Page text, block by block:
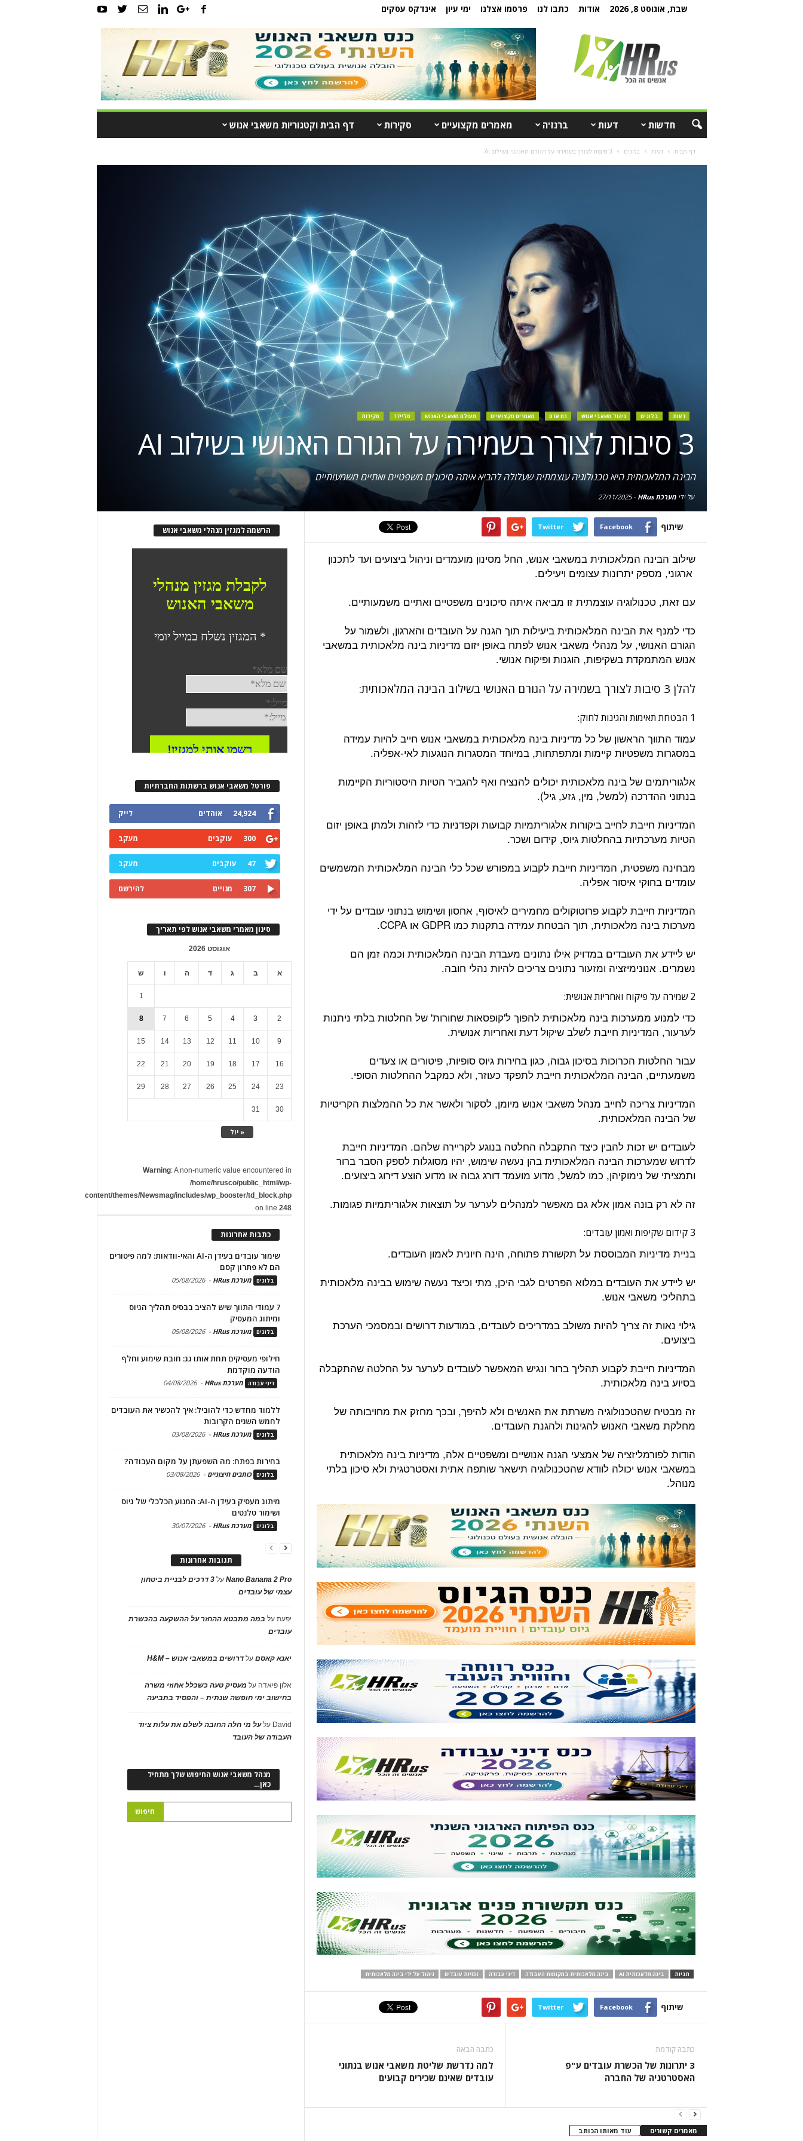
שבת, אוגוסט 8, 2026 אודות כתבו לנו פרסמו אצלנו ימי עיון אינדקס עסקים
חדשות דעות ברנז'ה מאמרים מקצועיים סקירות דף הבית וקטגוריות משאבי אנוש
דף הבית דעות בלוגים 3 סיבות לצורך בשמירה על הגורם האנושי בשילוב AI
דעות בלוגים ניהול משאבי אנוש כח אדם מאמרים מקצועיים מעולם משאבי האנוש סליידר סקירות
3 סיבות לצורך בשמירה על הגורם האנושי בשילוב AI
הבינה המלאכותית היא טכנולוגיה עוצמתית שעלולה להביא איתה סיכונים משפטיים ואתיים משמעותיים
על ידימערכת HRus -
27/11/2025
שיתוף Facebook
Twitter
שילוב הבינה המלאכותית במשאבי אנוש, החל מסינון מועמדים וניהול ביצועים ועד לתכנון
ארגוני, מספק יתרונות עצומים ויעילים.
עם זאת, טכנולוגיה עוצמתית זו מביאה איתה סיכונים משפטיים ואתיים משמעותיים.
כדי למנף את הבינה המלאכותית ביעילות תוך הגנה על העובדים והארגון, ולשמור על
הגורם האנושי, על מנהלי משאבי אנוש לפתח באופן יזום מדיניות בינה מלאכותית במשאבי
אנוש המתמקדת בשקיפות, הוגנות ופיקוח אנושי.
להלן 3 סיבות לצורך בשמירה על הגורם האנושי בשילוב הבינה המלאכותית:
1 הבטחת תאימות והגינות לחוק:
עמוד התווך הראשון של כל מדיניות בינה מלאכותית במשאבי אנוש חייב להיות עמידה
במסגרות משפטיות קיימות ומתפתחות, במיוחד המסגרות הנוגעות לאי-אפליה.
אלגוריתמים של בינה מלאכותית יכולים להנציח ואף להגביר הטיות היסטוריות הקיימות
בנתוני ההדרכה (למשל, מין, גזע, גיל).
המדיניות חייבת לחייב ביקורות אלגוריתמיות קבועות וקפדניות כדי לזהות ולמתן באופן יזום
הטיות מערכתיות בהחלטות גיוס, קידום ושכר.
מבחינה משפטית, המדיניות חייבת לקבוע במפורש שכל כלי הבינה המלאכותית המשמשים
עומדים בחוקי איסור אפליה.
המדיניות חייבת לקבוע פרוטוקולים מחמירים לאיסוף, אחסון ושימוש בנתוני עובדים על ידי
מערכות בינה מלאכותית, תוך הבטחת עמידה בתקנות כמו GDPR או CCPA.
יש ליידע את העובדים במדויק אילו נתונים מעבדת הבינה המלאכותית וכמה זמן הם
נשמרים. אנונימיזציה ומזעור נתונים צריכים להיות נהלי חובה.
2 שמירה על פיקוח ואחריות אנושית:
כדי למנוע ממערכות בינה מלאכותית להפוך ל'קופסאות שחורות' של החלטות בלתי ניתנות
לערעור, המדיניות חייבת לשלב שיקול דעת ואחריות אנושית.
עבור החלטות הכרוכות בסיכון גבוה, כגון בחירות גיוס סופיות, פיטורים או צעדים
משמעתיים, הבינה המלאכותית חייבת לתפקד כעוזר, ולא כמקבל ההחלטות הסופי.
המדיניות צריכה לחייב מנהל משאבי אנוש מיומן, לסקור ולאשר את כל ההמלצות הקריטיות
של הבינה המלאכותית.
לעובדים יש זכות להבין כיצד התקבלה החלטה בנוגע לקריירה שלהם. המדיניות חייבת
לדרוש שמערכות הבינה המלאכותית בהן נעשה שימוש, יהיו מסוגלות לספק הסבר ברור
ותמציתי של נימוקיהן, כמו למשל, מדוע מועמד דורג גבוה או מדוע הוצע דירוג ביצועים.
זה לא רק בונה אמון אלא גם מאפשר למנהלים לערער על תוצאות אלגוריתמיות פגומות.
3 קידום שקיפות ואמון עובדים:
בניית מדיניות המבוססת על תקשורת פתוחה, הינה חיונית לאמון העובדים.
יש ליידע את העובדים במלוא הפרטים לגבי היכן, מתי וכיצד נעשה שימוש בבינה מלאכותית
בתהליכי משאבי אנוש.
גילוי נאות זה צריך להיות משולב במדריכים לעובדים, במודעות דרושים ובמסמכי הערכת
ביצועים.
המדיניות חייבת לקבוע תהליך ברור ונגיש המאפשר לעובדים לערער על החלטה שהתקבלה
בסיוע בינה מלאכותית.
זה מבטיח שהטכנולוגיה משרתת את האנשים ולא להיפך, ובכך מחזק את מחויבותה של
מחלקת משאבי האנוש להגינות ולהגנת העובדים.
הודות לפורמליזציה של אמצעי הגנה אנושיים ומשפטיים אלה, מדיניות בינה מלאכותית
במשאבי אנוש יכולה לוודא שהטכנולוגיה תישאר שותפה אתית ואסטרטגית ולא סיכון בלתי
מנוהל.
תגיות בינה מלאכותית AI בינה מלאכותית במקומות העבודה דיני עבודה זכויות עובדים ניהול על ידי בינה מלאכותית
שיתוף Facebook
Twitter
כתבה קודמת
3 יתרונות של הכשרת עובדים ע"פ
האסטרטגיה של החברה
כתבה הבאה
למה נדרשת שליטת משאבי אנוש בנתוני
עובדים שאינם שכירים קבועים
מאמרים קשורים עוד מאותו הכותב
הרשמה למגזין מנהלי משאבי אנוש
פורטל משאבי אנוש ברשתות החברתיות
24,924 אוהדים לייק
300 עוקבים מעקב
47 עוקבים מעקב
307 מנויים להירשם
סינון מאמרי משאבי אנוש לפי תאריך
אוגוסט 2026
א ב ג ד ה ו ש
« יול
1
2
3
4
5
6
7
8
9
10
11
12
13
14
15
16
17
18
19
20
21
22
23
24
25
26
27
28
29
30
31
Warning: A non-numeric value encountered in
/home/hrusco/public_html/wp-
content/themes/Newsmag/includes/wp_booster/td_block.php
on line248
כתבות אחרונות
שימור עובדים בעידן ה-AI והאי-וודאות: למה פיטורים
הם לא פתרון קסם
בלוגים מערכת HRus -
05/08/2026
7 עמודי התווך שיש להציב בבסיס תהליך הגיוס
ומיתוג המעסיק
בלוגים מערכת HRus -
05/08/2026
חילופי מעסיקים תחת אותו גג: חובת שימוע וחלף
הודעה מוקדמת
דיני עבודה מערכת HRus -
04/08/2026
ללמוד מחדש כדי להוביל: איך להכשיר את העובדים
לחמש השנים הקרובות
בלוגים מערכת HRus -
03/08/2026
בחירות בפתח: מה השפעתן על מקום העבודה?
בלוגים כותבים חיצוניים -
03/08/2026
מיתוג מעסיק בעידן ה-AI: המנוע הכלכלי של גיוס
ושימור טלנטים
בלוגים מערכת HRus -
30/07/2026
תגובות אחרונות
Nano Banana 2 Proעל
3 דרכים לבניית ביטחון
עצמי של עובדים
יפעתעל במה מתבטא ההחזר על ההשקעה בהכשרת
עובדים
יאנא קאסםעלדרושים במשאבי אנוש – H&M
אלון פיאדה על מעסיק טעה כשכלל אחוזי משרה
בחישוב ימי חופשה שנתית – והפסיד בתביעה
David עלעל מי חלה החובה לשלם את עלות ציוד
העבודה של העובד
מנהל משאבי אנוש החיפוש שלך מתחיל
כאן…